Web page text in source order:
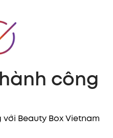
công
Beauty Box Vietnam